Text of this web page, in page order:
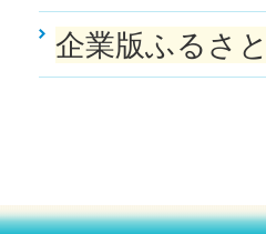
企業版ふるさ